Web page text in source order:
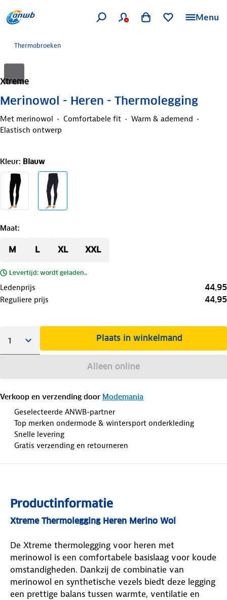
Menu
Thermobroeken
Xtreme
Merinowol - Heren - Thermolegging
Met merinowol Comfortabele fit
Warm & ademend
Elastisch ontwerp
Kleur: Blauw
Maat:
M L XL XXL
Levertijd: wordt geladen..
Ledenprijs 44,95
Reguliere prijs 44,95
Plaats in winkelmand
Alleen online
Verkoop en verzending door Modemania
Geselecteerde ANWB-partner
Top merken ondermode & wintersport onderkleding
Snelle levering
Gratis verzending en retourneren
Productinformatie
Xtreme Thermolegging Heren Merino Wol
De Xtreme thermolegging voor heren met
merinowol is een comfortabele basislaag voor koude
omstandigheden. Dankzij de combinatie van
merinowol en synthetische vezels biedt deze legging
een prettige balans tussen warmte, ventilatie en